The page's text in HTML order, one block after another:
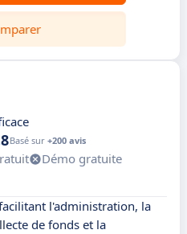
Basé sur +200 avis
Démo gratuite
l'administration, la
de fonds et la